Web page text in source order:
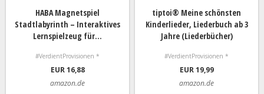
HABA Magnetspiel
Stadtlabyrinth – Interaktives
Lernspielzeug für...
#VerdientProvisionen *
EUR 16,88
amazon.de
tiptoi® Meine schönsten
Kinderlieder, Liederbuch ab 3
Jahre (Liederbücher)
#VerdientProvisionen *
EUR 19,99
amazon.de